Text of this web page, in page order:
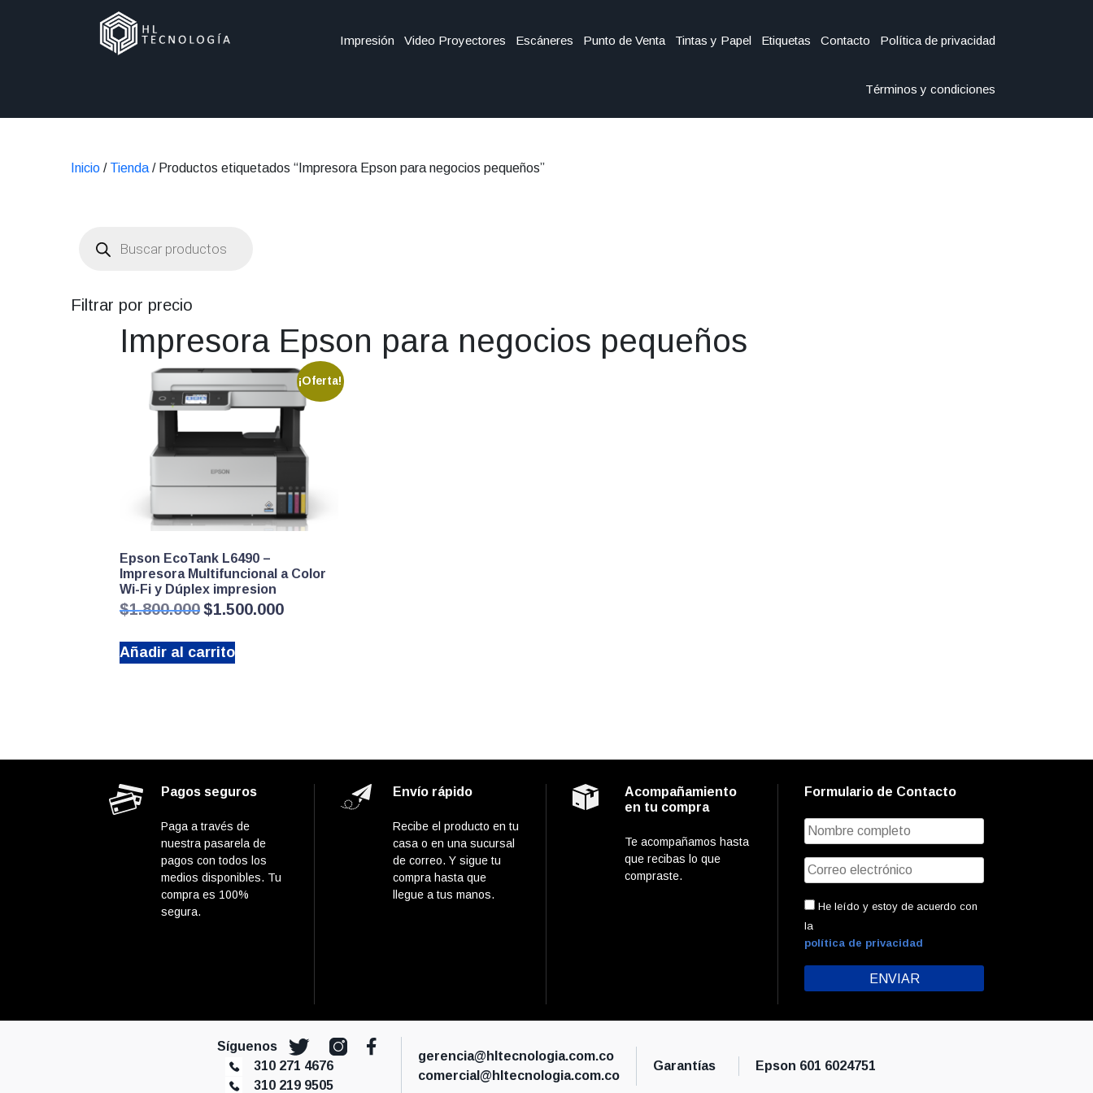
Impresión Video Proyectores Escáneres Punto de Venta Tintas y Papel Etiquetas Contacto Política de privacidad
Términos y condiciones
Inicio / Tienda / Productos etiquetados “Impresora Epson para negocios pequeños”
productos
Filtrar por precio
Impresora Epson para negocios pequeños
¡Oferta!
Epson EcoTank L6490 –
Impresora Multifuncional a Color
Wi-Fi y Dúplex impresion
$1.800.000 El
precio
era:
$1.500.000El
Añadir al carrito
Pagos seguros
Paga a través de
nuestra pasarela de
pagos con todos los
medios disponibles. Tu
compra es 100%
segura.
Envío rápido
Recibe el producto en tu
casa o en una sucursal
de correo. Y sigue tu
compra hasta que
llegue a tus manos.
Acompañamiento
en tu compra
Te acompañamos hasta
que recibas lo que
compraste.
Formulario de Contacto
He leído y estoy de acuerdo con
la
política de privacidad
Síguenos
310 271 4676
310 219 9505
gerencia@hltecnologia.com.co
comercial@hltecnologia.com.co
Garantías Epson 601 6024751